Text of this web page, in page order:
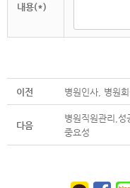
내용(*)
이전 병원인사, 병원
다음
병원직원관리,
중요성